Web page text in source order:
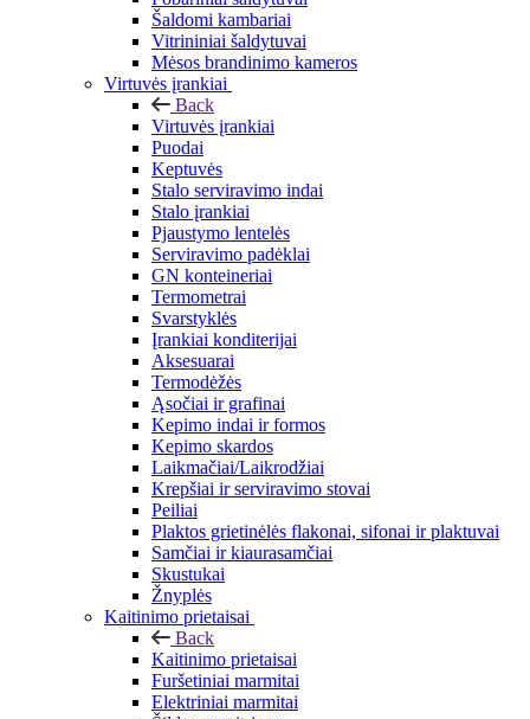
Šaldomi kambariai
Vitrininiai šaldytuvai
Mėsos brandinimo kameros
Virtuvės įrankiai
Back
Virtuvės įrankiai
Puodai
Keptuvės
Stalo serviravimo indai
Stalo įrankiai
Pjaustymo lentelės
Serviravimo padėklai
GN konteineriai
Termometrai
Svarstyklės
Įrankiai konditerijai
Aksesuarai
Termodėžės
Ąsočiai ir grafinai
Kepimo indai ir formos
Kepimo skardos
Laikmačiai/Laikrodžiai
Krepšiai ir serviravimo stovai
Peiliai
Plaktos grietinėlės flakonai, sifonai ir plaktuvai
Samčiai ir kiaurasamčiai
Skustukai
Žnyplės
Kaitinimo prietaisai
Back
Kaitinimo prietaisai
Furšetiniai marmitai
Elektriniai marmitai